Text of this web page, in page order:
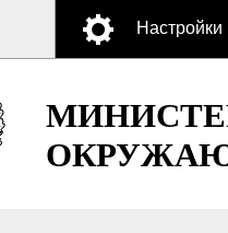
Настройки